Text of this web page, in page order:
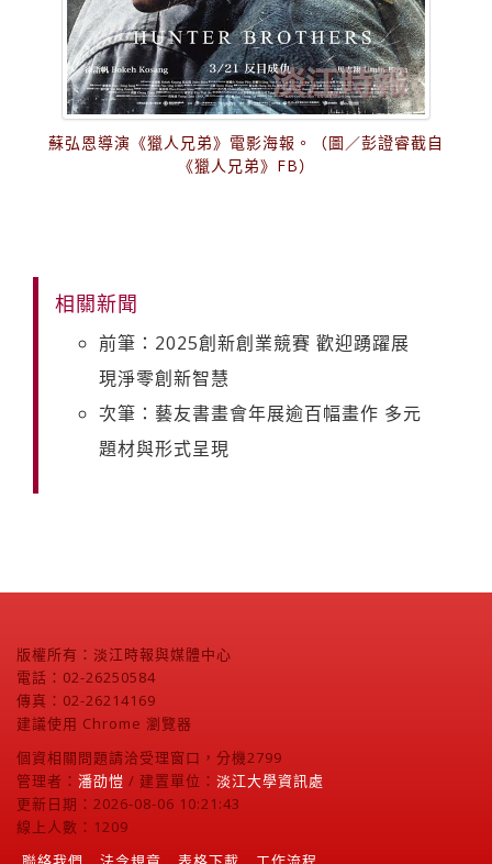
蘇弘恩導演《獵人兄弟》電影海報。（圖／彭證睿截自
《獵人兄弟》FB）
相關新聞
前筆：2025創新創業競賽 歡迎踴躍展
現淨零創新智慧
次筆：藝友書畫會年展逾百幅畫作 多元
題材與形式呈現
版權所有：淡江時報與媒體中心
電話：02-26250584
傳真：02-26214169
建議使用 Chrome 瀏覽器
個資相關問題請洽受理窗口，分機2799
管理者： 潘劭愷 / 建置單位： 淡江大學資訊處
更新日期：2026-08-06 10:21:43
線上人數：1209